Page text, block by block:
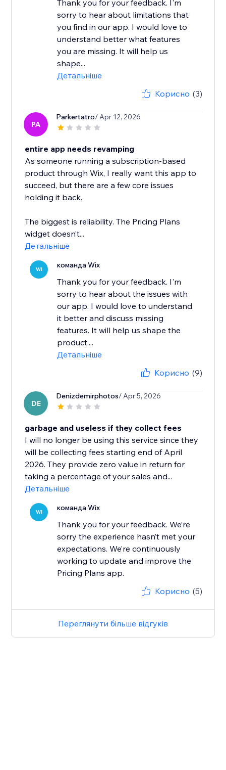
Thank you for your feedback. I'm
sorry to hear about limitations that
you find in our app. I would love to
understand better what features
you are missing. It will help us
shape...
Детальніше
Корисно (3)
PA
Parkertatro/ Apr 12, 2026
entire app needs revamping
As someone running a subscription-based
product through Wix, I really want this app to
succeed, but there are a few core issues
holding it back.
The biggest is reliability. The Pricing Plans
widget doesn’t...
Детальніше
WI команда Wix
Thank you for your feedback. I'm
sorry to hear about the issues with
our app. I would love to understand
it better and discuss missing
features. It will help us shape the
product....
Детальніше
Корисно (9)
DE
Denizdemirphotos/ Apr 5, 2026
garbage and useless if they collect fees
I will no longer be using this service since they
will be collecting fees starting end of April
2026. They provide zero value in return for
taking a percentage of your sales and...
Детальніше
WI команда Wix
Thank you for your feedback. We’re
sorry the experience hasn’t met your
expectations. We’re continuously
working to update and improve the
Pricing Plans app.
Корисно (5)
Переглянути більше відгуків